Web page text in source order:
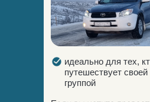
идеально для тех,
путешествует своей
группой